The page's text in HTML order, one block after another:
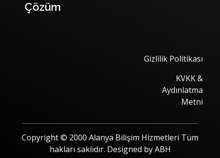
Çözüm
Gizlilik Politikası
KVKK &
Aydınlatma
Metni
Copyright © 2000 Alanya Bilişim Hizmetleri Tüm
hakları saklıdır. Designed by ABH